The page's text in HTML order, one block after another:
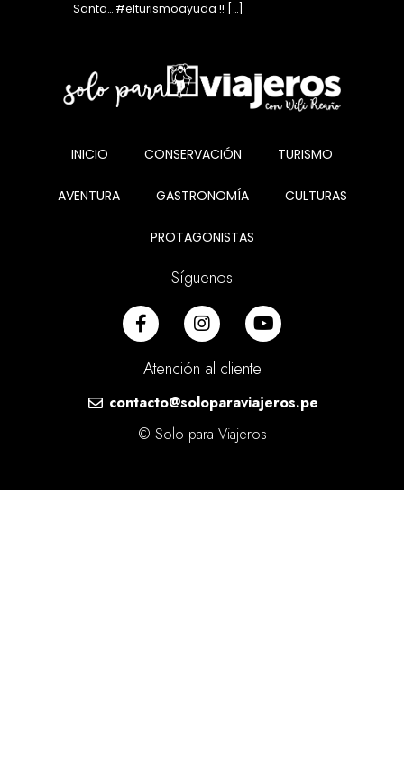
Santa… #elturismoayuda !! […]
INICIO CONSERVACIÓN TURISMO
AVENTURA GASTRONOMÍA CULTURAS
PROTAGONISTAS
Síguenos
Atención al cliente
contacto@soloparaviajeros.pe
© Solo para Viajeros